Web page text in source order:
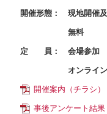
開催形態： 現地開催
無料
定 員： 会場参
オンライ
開催案内（チラシ）
事後アンケート結果